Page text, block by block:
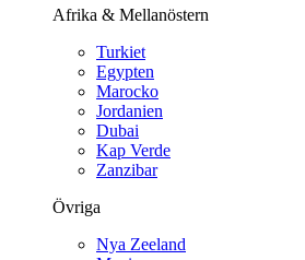
Afrika & Mellanöstern
Turkiet
Egypten
Marocko
Jordanien
Dubai
Kap Verde
Zanzibar
Övriga
Nya Zeeland